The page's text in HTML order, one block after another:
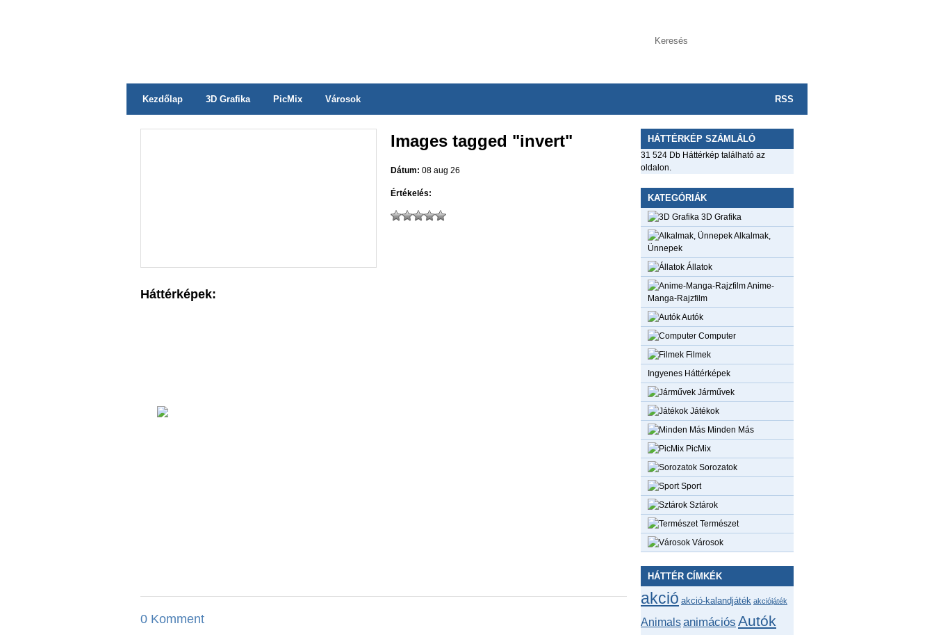
Kezdőlap 3D Grafika PicMix Városok RSS
Images tagged "invert"
Dátum: 08 aug 26
Értékelés:
Háttérképek:
0 Komment
HÁTTÉRKÉP SZÁMLÁLÓ
31 524 Db Háttérkép található az
oldalon.
KATEGÓRIÁK
3D Grafika
Alkalmak,
Ünnepek
Állatok
Anime-
Manga-Rajzfilm
Autók
Computer
Filmek
Ingyenes Háttérképek
Járművek
Játékok
Minden Más
PicMix
Sorozatok
Sport
Sztárok
Természet
Városok
HÁTTÉR CÍMKÉK
akció akció-kalandjáték akciójáték
Animalsanimációs Autók